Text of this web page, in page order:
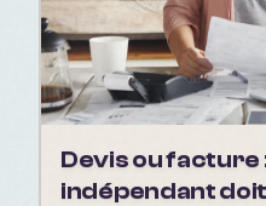
Devis ou facture
indépendant